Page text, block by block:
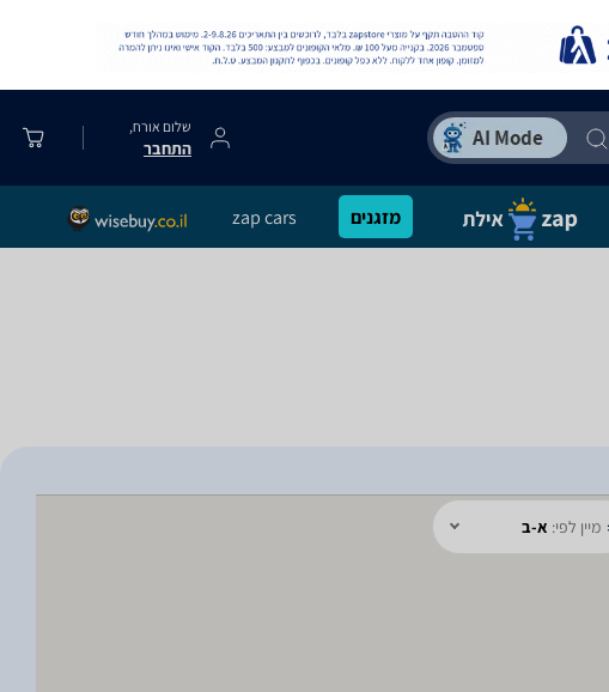
שלום אורח,
התחבר
מזגנים zap cars
מיין לפי: א-ב